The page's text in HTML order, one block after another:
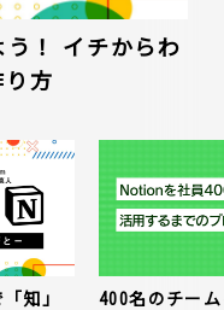
！ イチからわ
方
知」
400名のチー